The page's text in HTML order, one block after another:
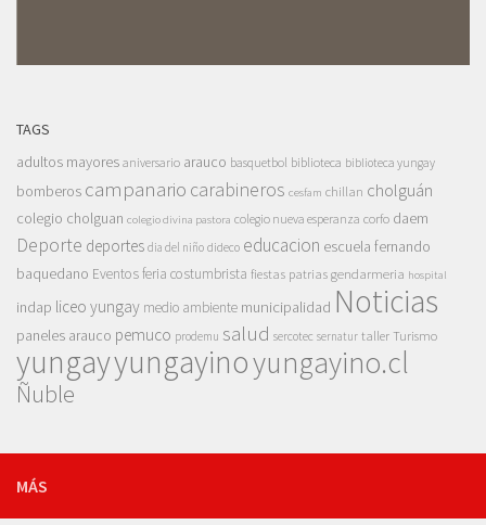
TAGS
adultos mayores aniversario arauco basquetbol biblioteca biblioteca yungay
bomberos campanario carabineros cesfam chillan cholguán
colegio cholguan colegio divina pastora colegio nueva esperanza corfo daem
Deporte deportes dia del niño dideco educacion escuela fernando
baquedano Eventosferia costumbrista fiestas patrias gendarmeria hospital
indap liceo yungay medio ambiente municipalidad Noticias
paneles arauco pemuco prodemu salud sercotec sernatur taller Turismo
yungayyungayinoyungayino.cl
Ñuble
MÁS